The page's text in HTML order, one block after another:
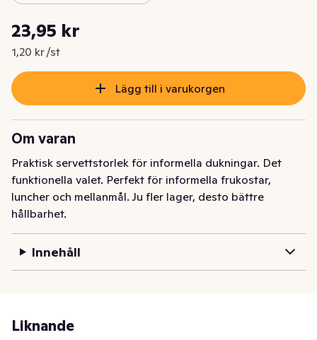
Nuvarande pris är: 23,95 kr
23,95 kr
1,20 kr /st
Styckpris: 1,20 kr /st
Lägg till i varukorgen
Om varan
Praktisk servettstorlek för informella dukningar. Det
funktionella valet. Perfekt för informella frukostar,
luncher och mellanmål. Ju fler lager, desto bättre
hållbarhet.
Innehåll
Liknande